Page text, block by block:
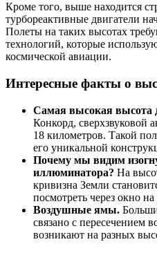
Кроме того, выше находится
турбореактивные двигатели
Полеты на таких высотах
технологий, которые
космической авиации.
Интересные факты о
Самая высокая высота
Конкорд, сверхзвуковой
18 километров. Такой
его уникальной
Почему мы видим
иллюминатора? На
кривизна Земли
посмотреть через окно на
Воздушные ямы.
связано с пересечением
возникают на разных